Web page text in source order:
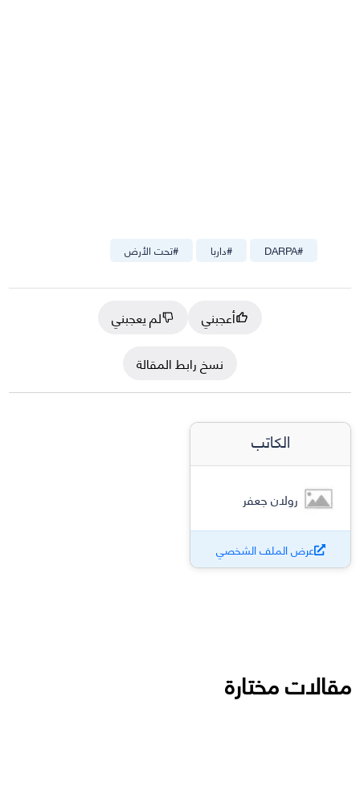
#تحت الأرض #داربا #
DARPA
أعجبني
لم يعجبني
نسخ رابط المقالة
الكاتب
رولان جعفر
عرض الملف الشخصي
مقالات مختارة